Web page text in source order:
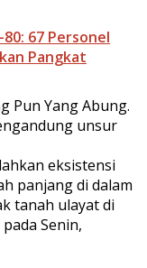
67 Personel
Pangkat
Pun Yang Abung.
unsur
eksistensi
panjang di dalam
tanah ulayat di
Senin,